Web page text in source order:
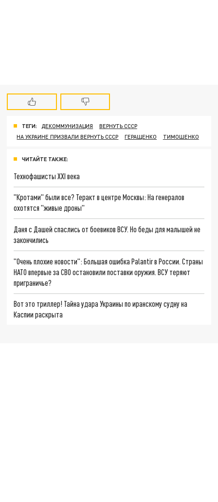
ТЕГИ: ДЕКОММУНИЗАЦИЯ
ВЕРНУТЬ СССР
НА УКРАИНЕ ПРИЗВАЛИ ВЕРНУТЬ СССР
ГЕРАЩЕНКО ТИМОШЕНКО
ЧИТАЙТЕ ТАКЖЕ:
Технофашисты XXI века
"Кротами" были все? Теракт в центре Москвы: На генералов
охотятся "живые дроны"
Даня с Дашей спаслись от боевиков ВСУ. Но беды для малышей не
закончились
"Очень плохие новости": Большая ошибка Palantir в России. Страны
НАТО впервые за СВО остановили поставки оружия. ВСУ теряют
приграничье?
Вот это триллер! Тайна удара Украины по иранскому судну на
Каспии раскрыта